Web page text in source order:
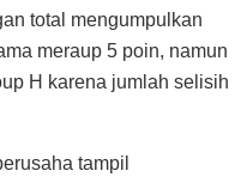
total mengumpulkan
meraup 5 poin, namun
H karena jumlah selisih
tampil